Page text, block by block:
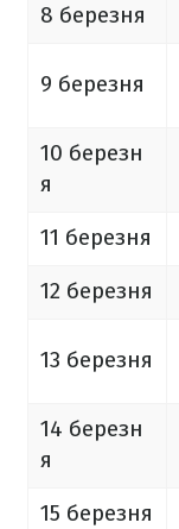
8 березня
9 березня
10 березн
я
11 березня
12 березня
13 березня
14 березн
я
15 березня